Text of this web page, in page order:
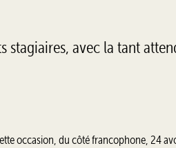
stagiaires, avec la tant
occasion, du côté francophone, 24